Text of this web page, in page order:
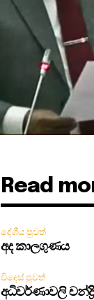
Read
දේශීය පුවත්
අද කාලගුණය
විදෙස් පුවත්
අධිවර්ණාවලි